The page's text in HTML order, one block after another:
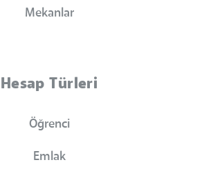
Mekanlar
Hesap Türleri
Öğrenci
Emlak